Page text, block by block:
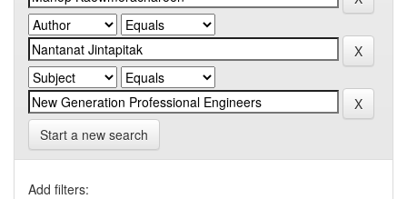
Start a new search
Add filters: